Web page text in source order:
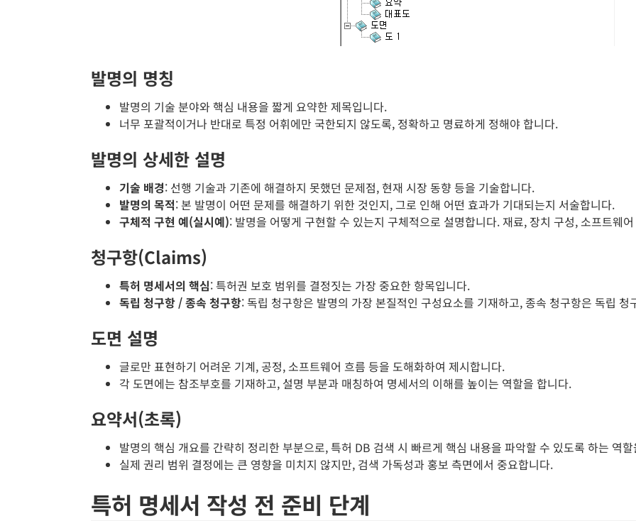
발명의 명칭
발명의 기술 분야와 핵심 내용을 짧게 요약한 제목입니다.
너무 포괄적이거나 반대로 특정 어휘에만 국한되지 않도록, 정확하고 명료하게 정해야 합니다.
발명의 상세한 설명
기술 배경: 선행 기술과 기존에 해결하지 못했던 문제점, 현재 시장 동향 등을 기술합니다.
발명의 목적: 본 발명이 어떤 문제를 해결하기 위한 것인지, 그로 인해 어떤 효과가 기대되는지 서술합니다.
구체적 구현 예(실시예): 발명을 어떻게 구현할 수 있는지 구체적으로 설명합니다. 재료, 장치 구성, 소프트웨
청구항(Claims)
특허 명세서의 핵심: 특허권 보호 범위를 결정짓는 가장 중요한 항목입니다.
독립 청구항 / 종속 청구항: 독립 청구항은 발명의 가장 본질적인 구성요소를 기재하고, 종속 청구항은 독립
도면 설명
글로만 표현하기 어려운 기계, 공정, 소프트웨어 흐름 등을 도해화하여 제시합니다.
각 도면에는 참조부호를 기재하고, 설명 부분과 매칭하여 명세서의 이해를 높이는 역할을 합니다.
요약서(초록)
발명의 핵심 개요를 간략히 정리한 부분으로, 특허 DB 검색 시 빠르게 핵심 내용을 파악할 수 있도록 하는 역
실제 권리 범위 결정에는 큰 영향을 미치지 않지만, 검색 가독성과 홍보 측면에서 중요합니다.
특허 명세서 작성 전 준비 단계